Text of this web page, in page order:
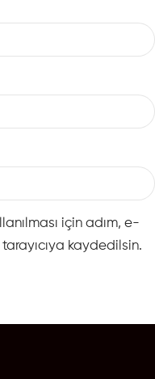
için adım, e-
kaydedilsin.